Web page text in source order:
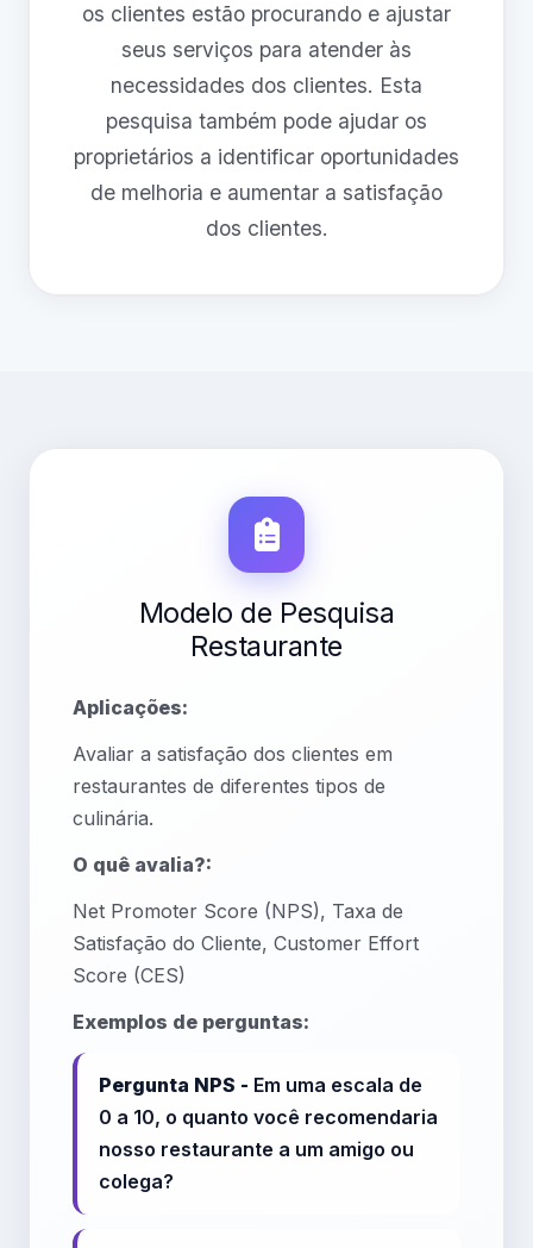
os clientes estão procurando e ajustar
seus serviços para atender às
necessidades dos clientes. Esta
pesquisa também pode ajudar os
proprietários a identificar oportunidades
de melhoria e aumentar a satisfação
dos clientes.
Modelo de Pesquisa
Restaurante
Aplicações:
Avaliar a satisfação dos clientes em
restaurantes de diferentes tipos de
culinária.
O quê avalia?:
Net Promoter Score (NPS), Taxa de
Satisfação do Cliente, Customer Effort
Score (CES)
Exemplos de perguntas:
Pergunta NPS - Em uma escala de
0 a 10, o quanto você recomendaria
nosso restaurante a um amigo ou
colega?